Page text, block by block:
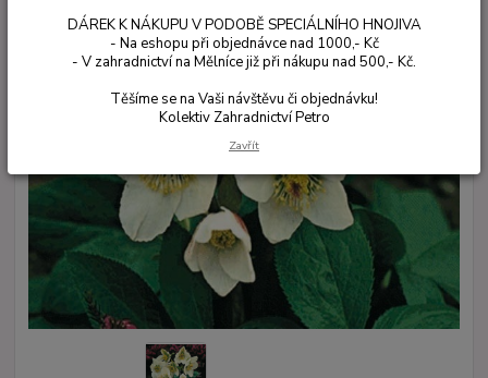
DÁREK K NÁKUPU V PODOBĚ SPECIÁLNÍHO HNOJIVA
- Na eshopu při objednávce nad 1000,- Kč
- V zahradnictví na Mělníce již při nákupu nad 500,- Kč.
Těšíme se na Vaši návštěvu či objednávku!
Kolektiv Zahradnictví Petro
Zavřít